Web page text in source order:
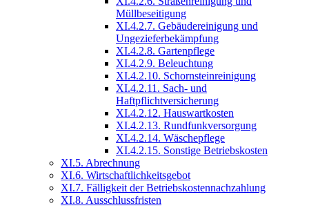
Müllbeseitigung
XI.4.2.7. Gebäudereinigung und
Ungezieferbekämpfung
XI.4.2.8. Gartenpflege
XI.4.2.9. Beleuchtung
XI.4.2.10. Schornsteinreinigung
XI.4.2.11. Sach- und
Haftpflichtversicherung
XI.4.2.12. Hauswartkosten
XI.4.2.13. Rundfunkversorgung
XI.4.2.14. Wäschepflege
XI.4.2.15. Sonstige Betriebskosten
XI.5. Abrechnung
XI.6. Wirtschaftlichkeitsgebot
XI.7. Fälligkeit der Betriebskostennachzahlung
XI.8. Ausschlussfristen